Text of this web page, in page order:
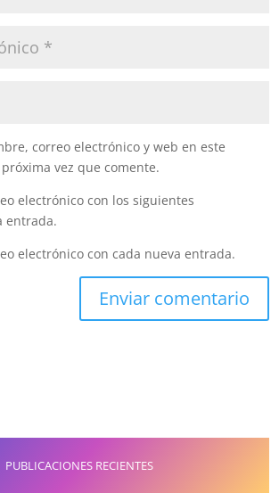
correo electrónico y web en este
vez que comente.
electrónico con los siguientes
entrada.
electrónico con cada nueva entrada.
PUBLICACIONES RECIENTES